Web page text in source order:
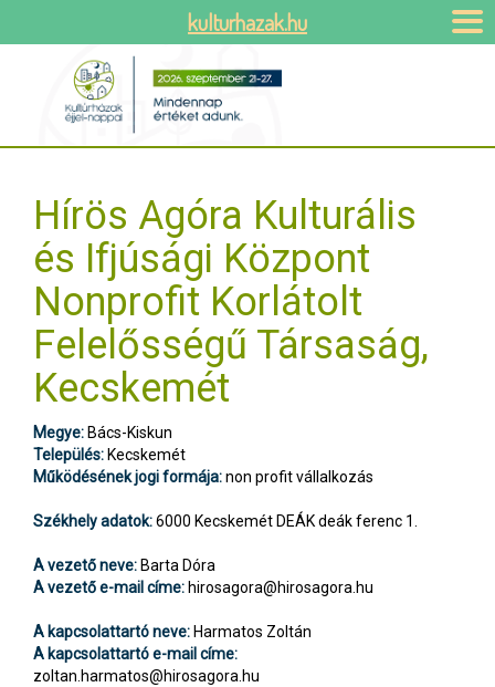
Hírös Agóra Kulturális
és Ifjúsági Központ
Nonprofit Korlátolt
Felelősségű Társaság,
Kecskemét
Megye: Bács-Kiskun
Település: Kecskemét
Működésének jogi formája:non profit vállalkozás
Székhely adatok:6000 Kecskemét DEÁK deák ferenc 1.
A vezető neve: Barta Dóra
A vezető e-mail címe: hirosagora@hirosagora.hu
A kapcsolattartó neve: Harmatos Zoltán
A kapcsolattartó e-mail címe:
zoltan.harmatos@hirosagora.hu
kulturhazak.hu